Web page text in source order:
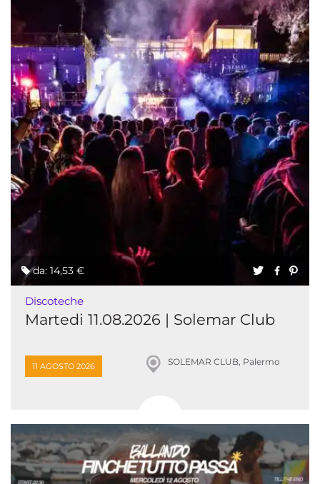
da: 14,53 €
Discoteche
Martedi 11.08.2026 | Solemar Club
11 AGOSTO 2026 SOLEMAR CLUB, Palermo